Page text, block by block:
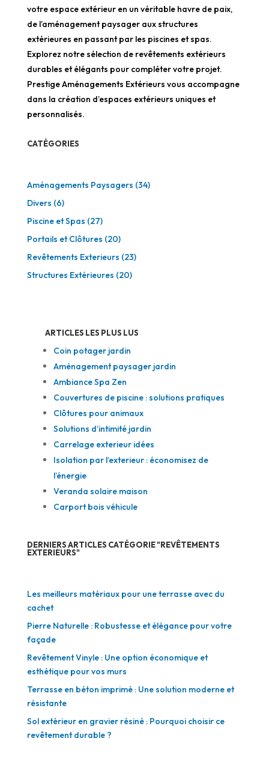
votre espace extérieur en un véritable havre de paix,
de l’aménagement paysager aux structures
extérieures en passant par les piscines et spas.
Explorez notre sélection de revêtements extérieurs
durables et élégants pour compléter votre projet.
Prestige Aménagements Extérieurs vous accompagne
dans la création d’espaces extérieurs uniques et
personnalisés.
CATÉGORIES
Aménagements Paysagers (34)
Divers (6)
Piscine et Spas (27)
Portails et Clôtures (20)
Revêtements Exterieurs (23)
Structures Extérieures (20)
ARTICLES LES PLUS LUS
Coin potager jardin
Aménagement paysager jardin
Ambiance Spa Zen
Couvertures de piscine : solutions pratiques
Clôtures pour animaux
Solutions d’intimité jardin
Carrelage exterieur idées
Isolation par l’exterieur : économisez de
l’énergie
Veranda solaire maison
Carport bois véhicule
DERNIERS ARTICLES CATÉGORIE "REVÊTEMENTS
EXTERIEURS"
Les meilleurs matériaux pour une terrasse avec du
cachet
Pierre Naturelle : Robustesse et élégance pour votre
façade
Revêtement Vinyle : Une option économique et
esthétique pour vos murs
Terrasse en béton imprimé : Une solution moderne et
résistante
Sol extérieur en gravier résiné : Pourquoi choisir ce
revêtement durable ?